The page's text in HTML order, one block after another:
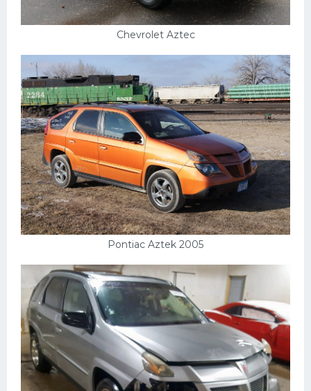
Chevrolet Aztec
Pontiac Aztek 2005